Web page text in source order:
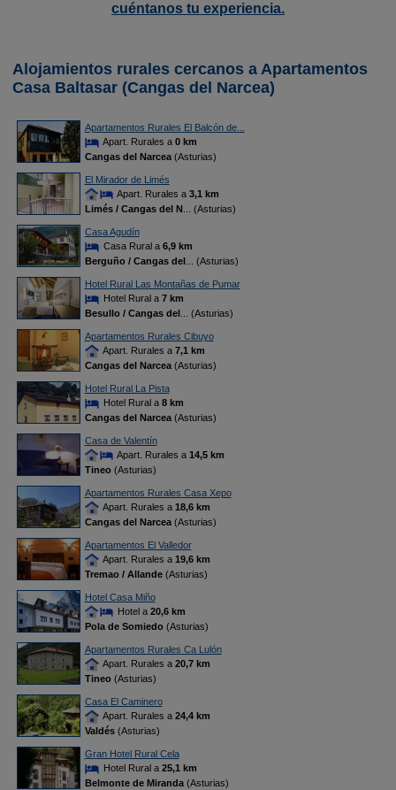
cuéntanos tu experiencia.
Alojamientos rurales cercanos a Apartamentos
Casa Baltasar (Cangas del Narcea)
Apartamentos Rurales El Balcón de...
Apart. Rurales a 0 km
Cangas del Narcea(Asturias)
El Mirador de Limés
Apart. Rurales a 3,1 km
Limés / Cangas del N... (Asturias)
Casa Agudín
Casa Rural a 6,9 km
Berguño / Cangas del... (Asturias)
Hotel Rural Las Montañas de Pumar
Hotel Rural a 7 km
Besullo / Cangas del... (Asturias)
Apartamentos Rurales Cibuyo
Apart. Rurales a 7,1 km
Cangas del Narcea(Asturias)
Hotel Rural La Pista
Hotel Rural a 8 km
Cangas del Narcea(Asturias)
Casa de Valentín
Apart. Rurales a 14,5 km
Tineo(Asturias)
Apartamentos Rurales Casa Xepo
Apart. Rurales a 18,6 km
Cangas del Narcea(Asturias)
Apartamentos El Valledor
Apart. Rurales a 19,6 km
Tremao / Allande(Asturias)
Hotel Casa Miño
Hotel a 20,6 km
Pola de Somiedo(Asturias)
Apartamentos Rurales Ca Lulón
Apart. Rurales a 20,7 km
Tineo(Asturias)
Casa El Caminero
Apart. Rurales a 24,4 km
Valdés(Asturias)
Gran Hotel Rural Cela
Hotel Rural a 25,1 km
Belmonte de Miranda(Asturias)